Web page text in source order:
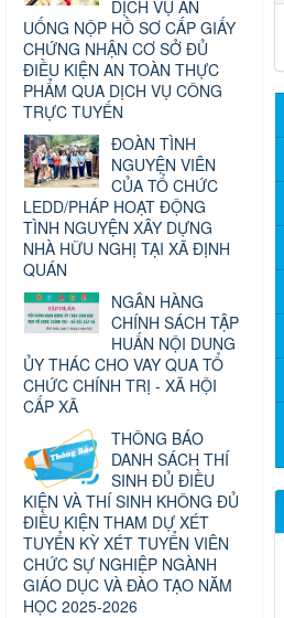
DỊCH VỤ ĂN
UỐNG NỘP HỒ SƠ CẤP GIẤY
CHỨNG NHẬN CƠ SỞ ĐỦ
ĐIỀU KIỆN AN TOÀN THỰC
PHẨM QUA DỊCH VỤ CÔNG
TRỰC TUYẾN
ĐOÀN TÌNH
NGUYỆN VIÊN
CỦA TỔ CHỨC
LEDD/PHÁP HOẠT ĐỘNG
TÌNH NGUYỆN XÂY DỰNG
NHÀ HỮU NGHỊ TẠI XÃ ĐỊNH
QUÁN
NGÂN HÀNG
CHÍNH SÁCH TẬP
HUẤN NỘI DUNG
ỦY THÁC CHO VAY QUA TỔ
CHỨC CHÍNH TRỊ - XÃ HỘI
CẤP XÃ
THÔNG BÁO
DANH SÁCH THÍ
SINH ĐỦ ĐIỀU
KIỆN VÀ THÍ SINH KHÔNG ĐỦ
ĐIỀU KIỆN THAM DỰ XÉT
TUYỂN KỲ XÉT TUYỂN VIÊN
CHỨC SỰ NGHIỆP NGÀNH
GIÁO DỤC VÀ ĐÀO TẠO NĂM
HỌC 2025-2026